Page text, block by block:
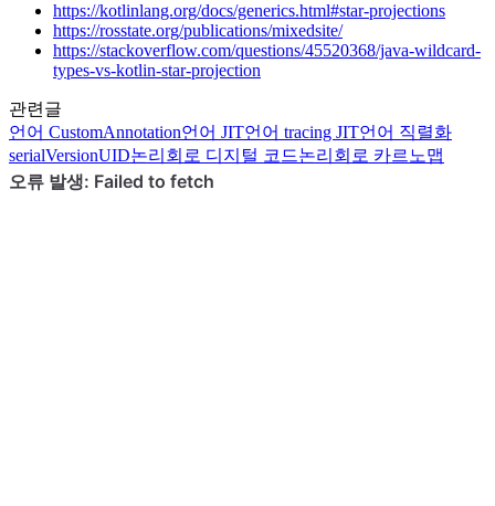
https://kotlinlang.org/docs/generics.html#star-projections
https://rosstate.org/publications/mixedsite/
https://stackoverflow.com/questions/45520368/java-wildcard-
types-vs-kotlin-star-projection
관련글
언어 CustomAnnotation언어 JIT언어 tracing JIT언어 직렬화
serialVersionUID논리회로 디지털 코드논리회로 카르노맵